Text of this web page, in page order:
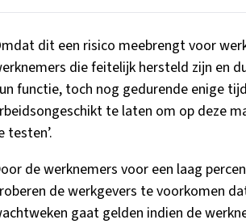
dit een risico meebrengt voor
die feitelijk hersteld zijn en
functie, toch nog gedurende enige
te laten om op deze
testen’.
de werknemers voor een laag
de werkgevers te voorkomen
gaat gelden indien de